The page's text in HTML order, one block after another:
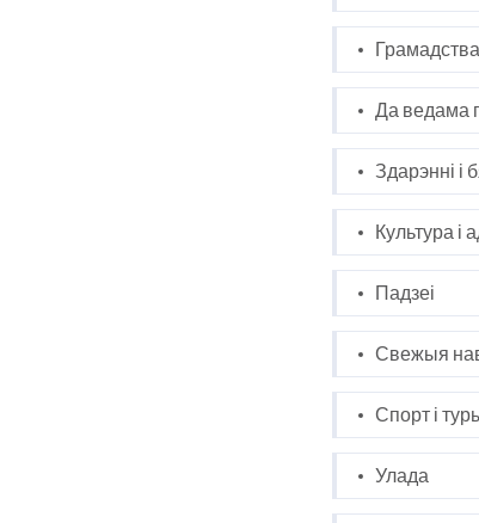
Грамадства
Да ведама
Здарэнні і
Культура і
Падзеі
Свежыя
Спорт і
Улада